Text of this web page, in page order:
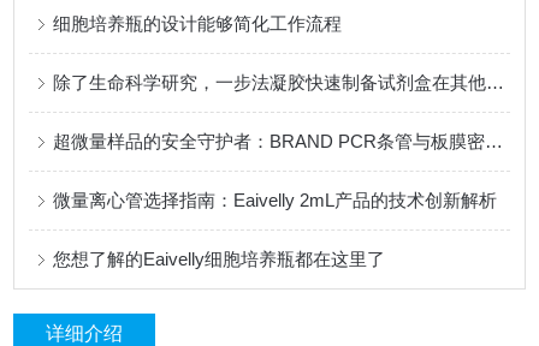
细胞培养瓶的设计能够简化工作流程
除了生命科学研究，一步法凝胶快速制备试剂盒在其他领域有应用吗？
超微量样品的安全守护者：BRAND PCR条管与板膜密封技术研究
微量离心管选择指南：Eaivelly 2mL产品的技术创新解析
您想了解的Eaivelly细胞培养瓶都在这里了
详细介绍